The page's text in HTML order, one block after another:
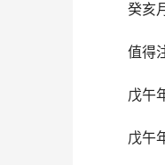
癸亥
值得
戊午
戊午